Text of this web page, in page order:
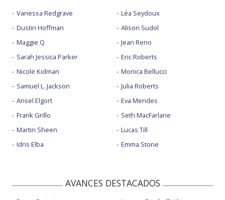
Vanessa Redgrave
Dustin Hoffman
Maggie Q
Sarah Jessica Parker
Nicole Kidman
Samuel L. Jackson
Ansel Elgort
Frank Grillo
Martin Sheen
Idris Elba
Léa Seydoux
Alison Sudol
Jean Reno
Eric Roberts
Monica Bellucci
Julia Roberts
Eva Mendes
Seth MacFarlane
Lucas Till
Emma Stone
AVANCES DESTACADOS